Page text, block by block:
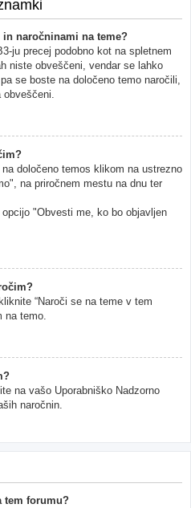
in naročninami na teme?
ju precej podobno kot na spletnem
niste obveščeni, vendar se lahko
se boste na določeno temo naročili,
obveščeni.
določeno temos klikom na ustrezno
na priročnem mestu na dnu ter
"Obvesti me, ko bo objavljen
“Naroči se na teme v tem
na temo.
na vašo Uporabniško Nadzorno
naročnin.
tem forumu?